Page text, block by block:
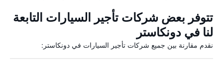
تتوفر بعض شركات تأجير السيارات التابعة
لنا في دونكاستر
نقدم مقارنة بين جميع شركات تأجير السيارات في دونكاستر: